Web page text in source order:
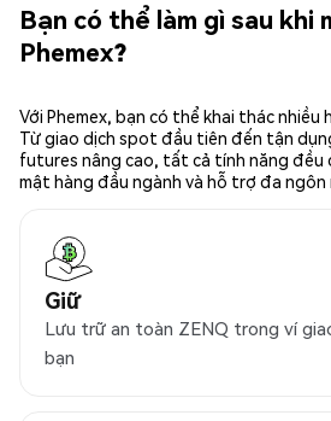
Bạn có thể làm gì sau khi
Phemex?
Với Phemex, bạn có thể khai thác
Từ giao dịch spot đầu tiên đến tận
futures nâng cao, tất cả tính năng
mật hàng đầu ngành và hỗ trợ đa ngôn
Giữ
Lưu trữ an toàn ZENQ trong ví
bạn